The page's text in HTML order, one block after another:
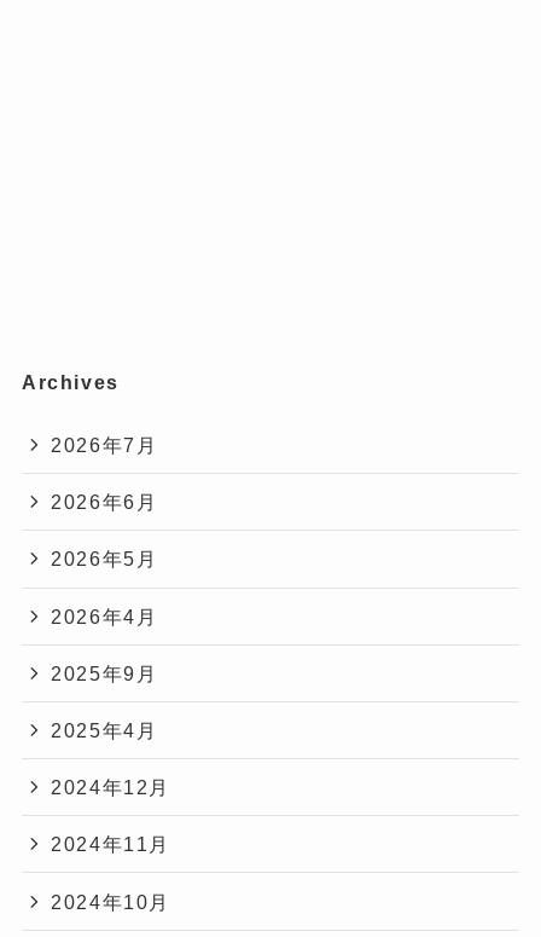
Archives
2026年7月
2026年6月
2026年5月
2026年4月
2025年9月
2025年4月
2024年12月
2024年11月
2024年10月